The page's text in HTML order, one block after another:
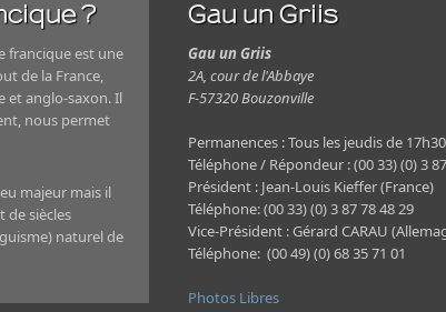
?
francique est une
de la France,
et anglo-saxon. Il
nous permet
majeur mais il
de siècles
naturel de
Gau un Griis
Gau un Griis
2A, cour de l'Abbaye
F-57320 Bouzonville
Permanences : Tous les jeudis de
Téléphone / Répondeur : (00 33) (0) 3
Président : Jean-Louis Kieffer (France)
Téléphone: (00 33) (0) 3 87 78 48 29
Vice-Président : Gérard CARAU
Téléphone: (00 49) (0) 68 35 71 01
Photos Libres